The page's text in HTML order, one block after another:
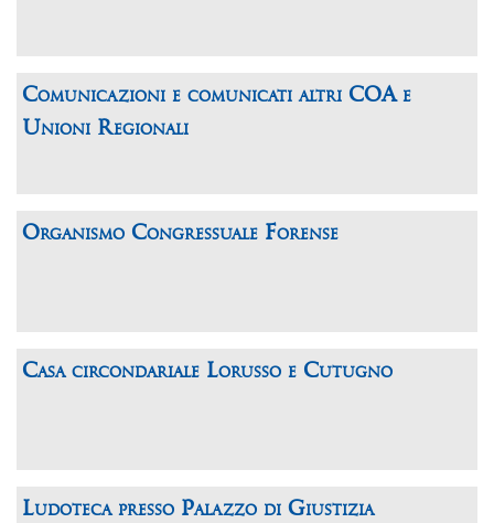
Comunicazioni e comunicati altri COA e
Unioni Regionali
Organismo Congressuale Forense
Casa circondariale Lorusso e Cutugno
Ludoteca presso Palazzo di Giustizia